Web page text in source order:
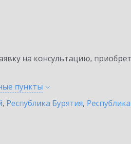
на консультацию,
пункты
, Республика Бурятия,